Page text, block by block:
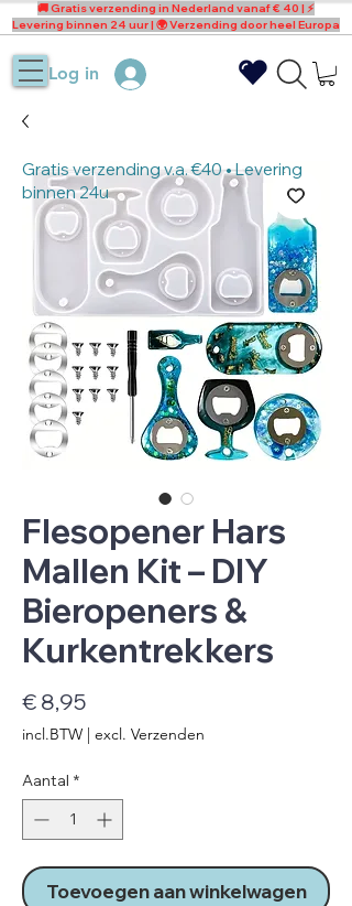
Log in
🚚 Gratis verzending in Nederland vanaf € 40 | ⚡
Levering binnen 24 uur | 🌍 Verzending door heel Europa
Flesopener Hars
Mallen Kit – DIY
Bieropeners &
Kurkentrekkers
€ 8,95Prijs
incl.BTW | excl. Verzenden
Aantal *
Toevoegen aan winkelwagen
Gratis verzending v.a. €40 • Levering
binnen 24u